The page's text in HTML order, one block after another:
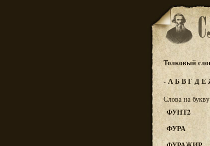
Толковый
-АБВГДЕ
Слова на
ФУНТ2
ФУРА